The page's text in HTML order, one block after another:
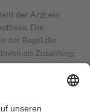
der Arzt ein
Die
der Regel die
als Zuzahlung
Höhe von zehn
die tatsächlichen